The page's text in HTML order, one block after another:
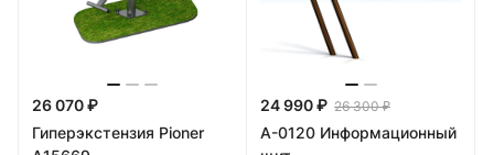
26 070 ₽
Гиперэкстензия Pioner
24 990 ₽ 26 300 ₽
А-0120 Информационный